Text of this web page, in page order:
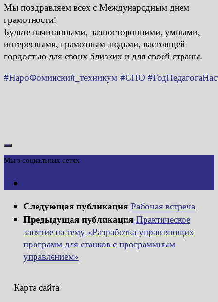
Мы поздравляем всех с Международным днем
грамотности!
Будьте начитанными, разносторонними, умными,
интересными, грамотным людьми, настоящей
гордостью для своих близких и для своей страны.
#НароФоминский_техникум #СПО
Мы в социальных сетях
Следующая публикация Рабочая встреча
Предыдущая публикация Практическое
занятие на тему «Разработка управляющих
программ для станков с программным
управлением»
Карта сайта